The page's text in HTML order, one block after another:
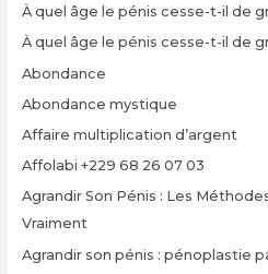
À quel âge le pénis cesse-t-il de
À quel âge le pénis cesse-t-il de
Abondance
Abondance mystique
Affaire multiplication d’argent
Affolabi +229 68 26 07 03
Agrandir Son Pénis : Les
Vraiment
Agrandir son pénis : pénoplastie